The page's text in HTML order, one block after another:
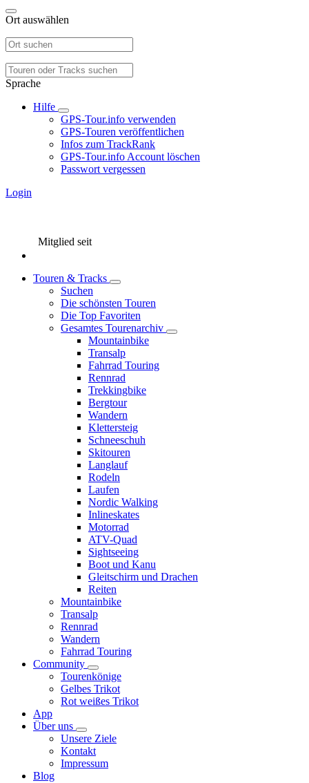
Ort auswählen
Sprache
Hilfe
GPS-Tour.info verwenden
GPS-Touren veröffentlichen
Infos zum TrackRank
GPS-Tour.info Account löschen
Passwort vergessen
Login
Mitglied seit
Touren & Tracks
Suchen
Die schönsten Touren
Die Top Favoriten
Gesamtes Tourenarchiv
Mountainbike
Transalp
Fahrrad Touring
Rennrad
Trekkingbike
Bergtour
Wandern
Klettersteig
Schneeschuh
Skitouren
Langlauf
Rodeln
Laufen
Nordic Walking
Inlineskates
Motorrad
ATV-Quad
Sightseeing
Boot und Kanu
Gleitschirm und Drachen
Reiten
Mountainbike
Transalp
Rennrad
Wandern
Fahrrad Touring
Community
Tourenkönige
Gelbes Trikot
Rot weißes Trikot
App
Über uns
Unsere Ziele
Kontakt
Impressum
Blog